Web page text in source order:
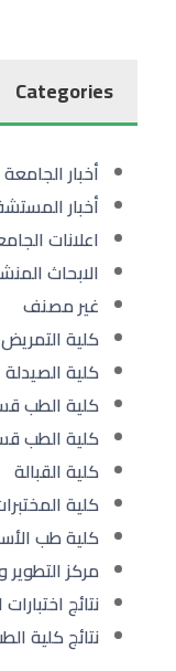
Categories
أخبار الجامعة
أخبار
اعلانات
الابحاث
غير مصنف
كلية التمريض
كلية الصيدلة
كلية الطب
كلية الطب
كلية القبالة
كلية
كلية طب
مركز
نتائج
نتائج كلية